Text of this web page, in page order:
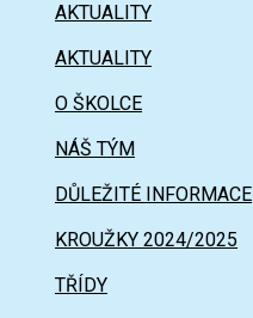
AKTUALITY
AKTUALITY
O ŠKOLCE
NÁŠ TÝM
DŮLEŽITÉ INFORMACE
KROUŽKY 2024/2025
TŘÍDY